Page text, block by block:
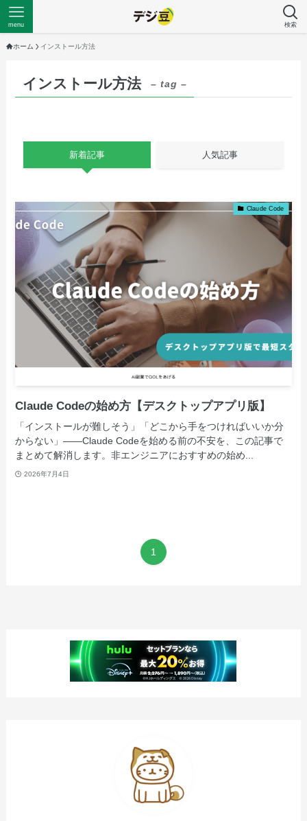
検索
menu
ホーム インストール方法
インストール方法 – tag –
新着記事 人気記事
Claude Code
Claude Codeの始め方【デスクトップアプリ版】
「インストールが難しそう」「どこから手をつければいいか分
からない」——Claude Codeを始める前の不安を、この記事で
まとめて解消します。非エンジニアにおすすめの始め...
2026年7月4日
1